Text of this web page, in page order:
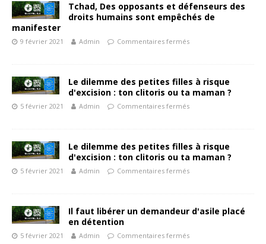
Tchad, Des opposants et défenseurs des
droits humains sont empêchés de
manifester
9 février 2021 Admin Commentaires fermés
Le dilemme des petites filles à risque
d'excision : ton clitoris ou ta maman ?
5 février 2021 Admin Commentaires fermés
Le dilemme des petites filles à risque
d'excision : ton clitoris ou ta maman ?
5 février 2021 Admin Commentaires fermés
Il faut libérer un demandeur d'asile placé
en détention
5 février 2021 Admin Commentaires fermés